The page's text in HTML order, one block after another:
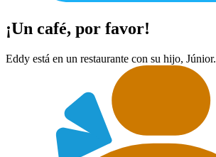
¡Un café, por favor!
Eddy está en un restaurante con su hijo, Júnior.